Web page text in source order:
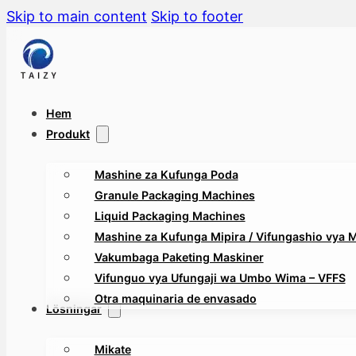
Skip to main content Skip to footer
Hem
Produkt
Mashine za Kufunga Poda
Granule Packaging Machines
Liquid Packaging Machines
Mashine za Kufunga Mipira / Vifungashio vya
Vakumbaga Paketing Maskiner
Vifunguo vya Ufungaji wa Umbo Wima – VFFS
Otra maquinaria de envasado
Lösningar
Mikate